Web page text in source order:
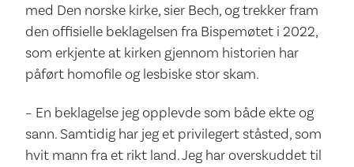
med Den norske kirke, sier Bech, og trekker fram
den offisielle beklagelsen fra Bispemøtet i 2022,
som erkjente at kirken gjennom historien har
påført homofile og lesbiske stor skam.
– En beklagelse jeg opplevde som både ekte og
sann. Samtidig har jeg et privilegert ståsted, som
hvit mann fra et rikt land. Jeg har overskuddet til